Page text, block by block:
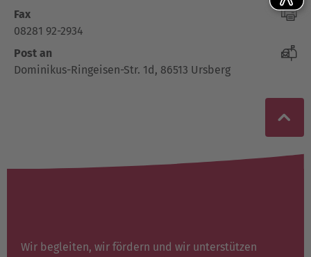
Fax
08281 92-2934
Post an
Dominikus-Ringeisen-Str. 1d, 86513 Ursberg
Wir begleiten, wir fördern und wir unterstützen